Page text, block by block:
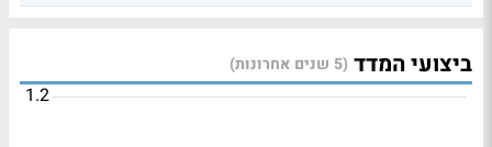
ביצועי המדד (5 שנים אחרונות)
1.2